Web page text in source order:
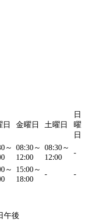
日 金曜日 土曜日
日
曜
日
～ 08:30～
12:00
08:30～
12:00
-
～
15:00～
18:00
- -
午後